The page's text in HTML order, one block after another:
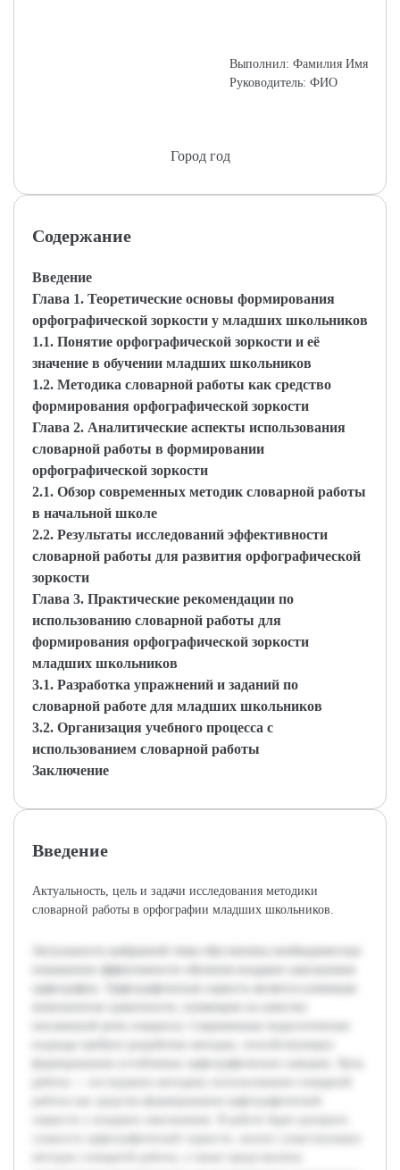
Выполнил: Фамилия Имя
Руководитель: ФИО
Город год
Содержание
Введение
Глава 1. Теоретические основы формирования
орфографической зоркости у младших школьников
1.1. Понятие орфографической зоркости и её
значение в обучении младших школьников
1.2. Методика словарной работы как средство
формирования орфографической зоркости
Глава 2. Аналитические аспекты использования
словарной работы в формировании
орфографической зоркости
2.1. Обзор современных методик словарной работы
в начальной школе
2.2. Результаты исследований эффективности
словарной работы для развития орфографической
зоркости
Глава 3. Практические рекомендации по
использованию словарной работы для
формирования орфографической зоркости
младших школьников
3.1. Разработка упражнений и заданий по
словарной работе для младших школьников
3.2. Организация учебного процесса с
использованием словарной работы
Заключение
Введение
Актуальность, цель и задачи исследования методики
словарной работы в орфографии младших школьников.